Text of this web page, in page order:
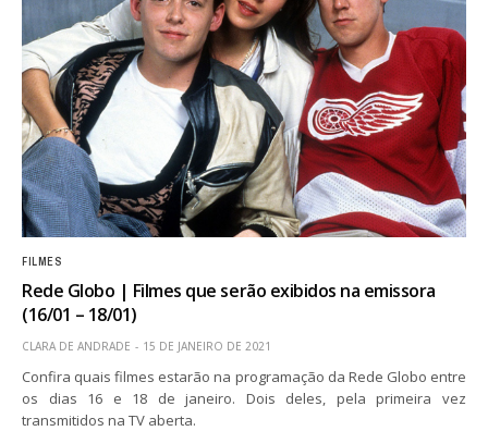
FILMES
Rede Globo | Filmes que serão exibidos na emissora
(16/01 – 18/01)
CLARA DE ANDRADE 15 DE JANEIRO DE 2021
Confira quais filmes estarão na programação da Rede Globo entre
os dias 16 e 18 de janeiro. Dois deles, pela primeira vez
transmitidos na TV aberta.